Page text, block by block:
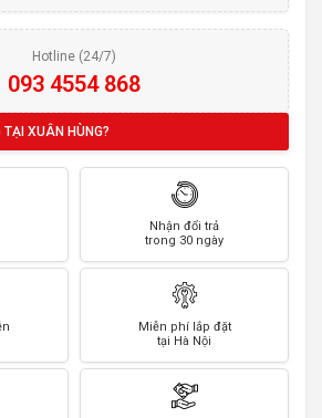
Hotline (24/7)
093 4554 868
XUÂN HÙNG?
Nhận đổi trả
trong 30 ngày
Miễn phí lắp đặt
tại Hà Nội